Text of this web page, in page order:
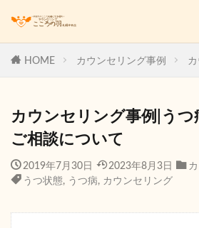
HOME カウンセリング事例
カウンセリング事例|うつ
ご相談について
2019年7月30日 2023年8月3日
うつ状態, うつ病, カウンセリング